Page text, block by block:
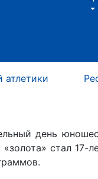
день
стал 17-